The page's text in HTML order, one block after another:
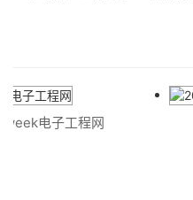
电子工程网